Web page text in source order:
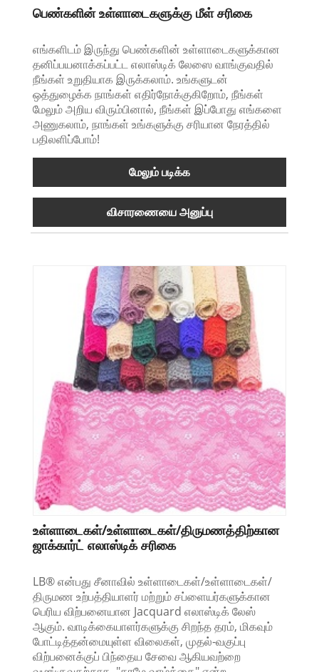
பெண்களின் உள்ளாடைகளுக்கு மீள் சரிகை
எங்களிடம் இருந்து பெண்களின் உள்ளாடைகளுக்கான
தனிப்பயனாக்கப்பட்ட எலாஸ்டிக் லேஸை வாங்குவதில்
நீங்கள் உறுதியாக இருக்கலாம். உங்களுடன்
ஒத்துழைக்க நாங்கள் எதிர்நோக்குகிறோம், நீங்கள்
மேலும் அறிய விரும்பினால், நீங்கள் இப்போது எங்களை
அணுகலாம், நாங்கள் உங்களுக்கு சரியான நேரத்தில்
பதிலளிப்போம்!
மேலும் படிக்க
விசாரணையை அனுப்பு
உள்ளாடைகள்/உள்ளாடைகள்/திருமணத்திற்கான
ஜாக்கார்ட் எலாஸ்டிக் சரிகை
LB® என்பது சீனாவில் உள்ளாடைகள்/உள்ளாடைகள்/
திருமண உற்பத்தியாளர் மற்றும் சப்ளையர்களுக்கான
பெரிய விற்பனையான Jacquard எலாஸ்டிக் லேஸ்
ஆகும். வாடிக்கையாளர்களுக்கு சிறந்த தரம், மிகவும்
போட்டித்தன்மையுள்ள விலைகள், முதல்-வகுப்பு
விற்பனைக்குப் பிந்தைய சேவை ஆகியவற்றை